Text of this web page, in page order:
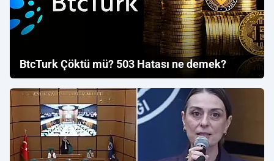
BtcTurk Çöktü mü? 503 Hatası ne demek?